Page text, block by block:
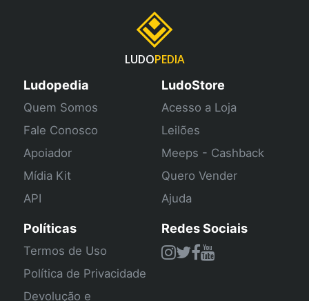
LUDOPEDIA
Ludopedia
Quem Somos
Fale Conosco
Apoiador
Mídia Kit
API
LudoStore
Acesso a Loja
Leilões
Meeps - Cashback
Quero Vender
Ajuda
Políticas
Termos de Uso
Política de Privacidade
Devolução e
Redes Sociais